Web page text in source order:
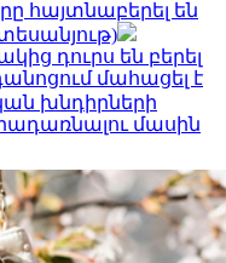
հայտնաբերել են
դուրս են բերել
մահացել է
խնդիրների
մասին